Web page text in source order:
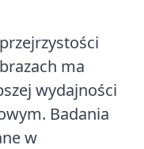
ma
wydajności
Badania
w